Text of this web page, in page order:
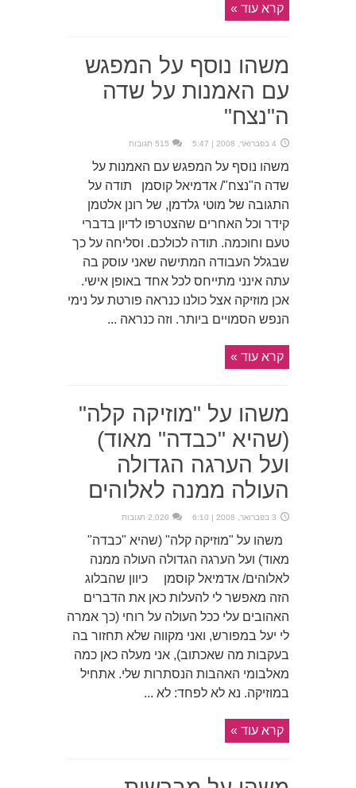
קרא עוד »
משהו נוסף על המפגש
עם האמנות על שדה
ה"נצח"
4 בפברואר, 2008 | 5:47 515 תגובות
משהו נוסף על המפגש עם האמנות על
שדה ה"נצח"/ אדמיאל קוסמן תודה על
התגובה של מוטי גלדמן, של רונן אלטמן
קידר וכל האחרים שהצטרפו לדיון בדברי
טעם וחוכמה. תודה לכולכם. וסליחה על כך
שבגלל העבודה המתישה שאני עוסק בה
עתה אינני מתייחס לכל אחד באופן אישי.
אכן מוזיקה אצל כולנו כנראה פורטת על נימי
הנפש הסמויים ביותר. וזה כנראה ...
קרא עוד »
משהו על "מוזיקה קלה"
(שהיא "כבדה" מאוד)
ועל הערגה הגדולה
העולה ממנה לאלוהים
3 בפברואר, 2008 | 6:10 2,020 תגובות
משהו על "מוזיקה קלה" (שהיא "כבדה"
מאוד) ועל הערגה הגדולה העולה ממנה
לאלוהים/ אדמיאל קוסמן כיוון שהבלוג
הזה מאפשר לי להעלות כאן את הדברים
האהובים עלי ככל העולה על רוחי (כך אמרה
לי יעל במפורש, ואני מקווה שלא תחזור בה
בעקבות מה שאכתוב), אני מעלה כאן כמה
מאלבומי האהבות הנסתרות שלי. אתחיל
במוזיקה. נא לא לפחד: לא ...
קרא עוד »